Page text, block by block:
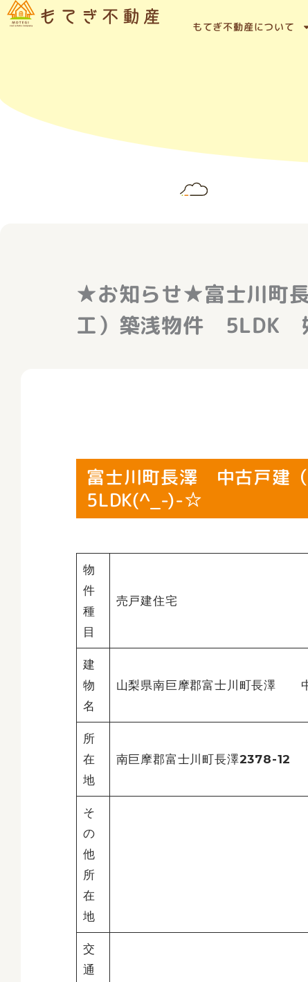
内
容
プ
もてぎ不動産について
★お知らせ★富士川町
工）築浅物件 5LDK
富士川町長澤 中古戸建
5LDK(^_-)-☆
物
件
種
目
売戸建住宅
建
物
名
山梨県南巨摩郡富士川町長澤
所
在
地
南巨摩郡富士川町長澤2378-12
そ
の
他
所
在
地
交
通